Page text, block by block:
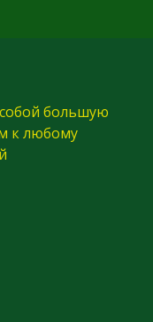
большую
к любому